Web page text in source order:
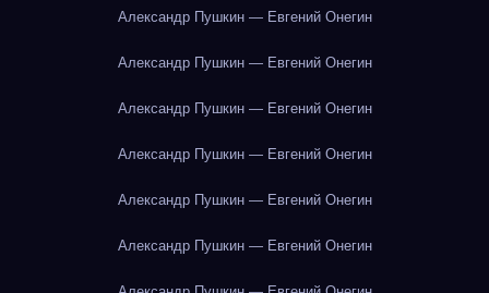
Александр Пушкин — Евгений Онегин
Александр Пушкин — Евгений Онегин
Александр Пушкин — Евгений Онегин
Александр Пушкин — Евгений Онегин
Александр Пушкин — Евгений Онегин
Александр Пушкин — Евгений Онегин